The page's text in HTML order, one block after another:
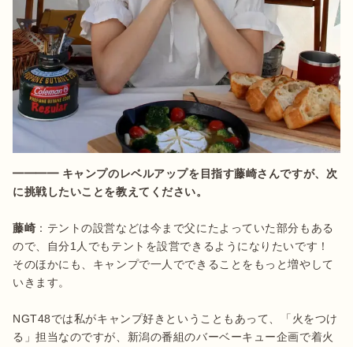
━━━━ キャンプのレベルアップを目指す藤崎さんですが、次
に挑戦したいことを教えてください。
藤崎 ：テントの設営などは今まで父にたよっていた部分もある
ので、自分1人でもテントを設営できるようになりたいです！
そのほかにも、キャンプで一人でできることをもっと増やして
いきます。
NGT48では私がキャンプ好きということもあって、「火をつけ
る」担当なのですが、新潟の番組のバーベーキュー企画で着火